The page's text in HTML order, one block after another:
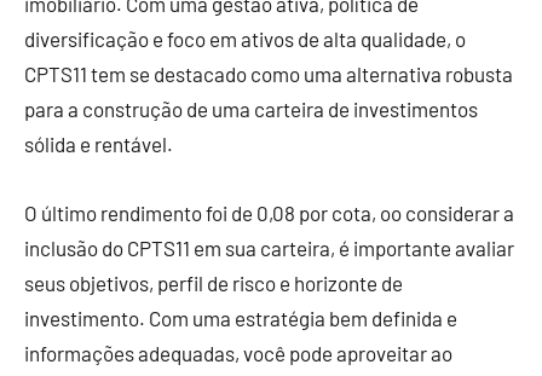
diversificação e foco em ativos de alta qualidade, o
CPTS11 tem se destacado como uma alternativa robusta
para a construção de uma carteira de investimentos
sólida e rentável.
O último rendimento foi de 0,08 por cota, oo considerar a
inclusão do CPTS11 em sua carteira, é importante avaliar
seus objetivos, perfil de risco e horizonte de
investimento. Com uma estratégia bem definida e
informações adequadas, você pode aproveitar ao